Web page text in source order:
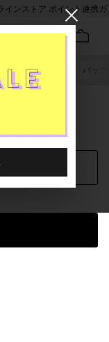
インストア ポイント連携ガ
定 ピアス バッグ
cotton-